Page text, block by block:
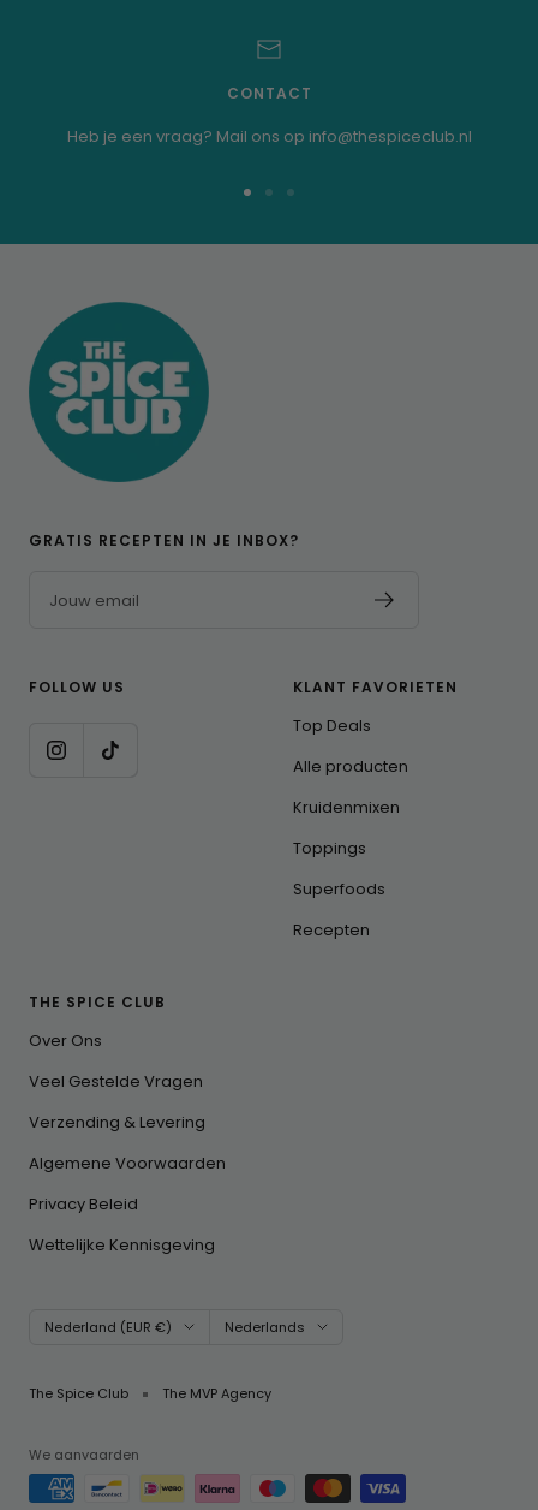
CONTACT
Heb je een vraag? Mail ons op info@thespiceclub.nl
GRATIS RECEPTEN IN JE INBOX?
Jouw email
FOLLOW US KLANT FAVORIETEN
Top Deals
Alle producten
Kruidenmixen
Toppings
Superfoods
Recepten
THE SPICE CLUB
Over Ons
Veel Gestelde Vragen
Verzending & Levering
Algemene Voorwaarden
Privacy Beleid
Wettelijke Kennisgeving
Land/regio
Nederland (EUR €) Taal
Nederlands
The Spice Club The MVP Agency
We aanvaarden